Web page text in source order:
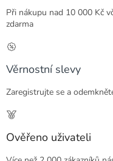
Při nákupu nad 10 000 Kč
zdarma
Věrnostní slevy
Zaregistrujte se a
Ověřeno uživateli